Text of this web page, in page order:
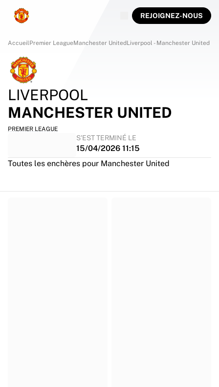
REJOIGNEZ-NOUS
AccueilPremier LeagueManchester UnitedLiverpool - Manchester United
LIVERPOOL
MANCHESTER UNITED
PREMIER LEAGUE
S'EST TERMINÉ LE
15/04/2026 11:15
Toutes les enchères pour Manchester United